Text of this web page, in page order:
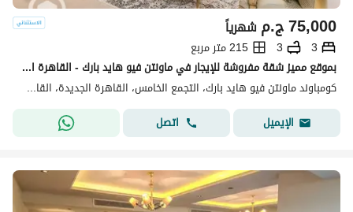
ج.م75,000 شهرياً
3
3
215 متر مربع
بموقع مميز شقة مفروشة للإيجار في ماونتن فيو هايد بارك - القاهرة الجديدة
كومباوند ماونتن فيو هايد بارك، التجمع الخامس، القاهرة الجديدة، القاهرة
الإيميل
اتصل